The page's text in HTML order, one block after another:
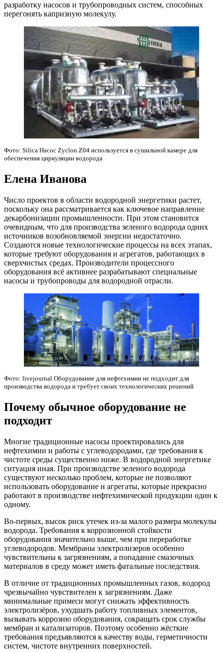
разработку насосов и трубопроводных систем, способных
перегонять капризную молекулу.
Фото: Silica Насос Zyclon Z04 используется в сушильной камере для
обеспечения циркуляции водорода
Елена Иванова
Число проектов в области водородной энергетики растет,
поскольку она рассматривается как ключевое направление
декарбонизации промышленности. При этом становится
очевидным, что для производства зеленого водорода одних
источников возобновляемой энергии недостаточно.
Создаются новые технологические процессы на всех этапах,
которые требуют оборудования и агрегатов, работающих в
сверхчистых средах. Производители процессного
оборудования всё активнее разрабатывают специальные
насосы и трубопроводы для водородной отрасли.
Фото: livejournal Оборудование для нефтехимии не подходит для
производства водорода и требует своих технологических решений
Почему обычное оборудование не
подходит
Многие традиционные насосы проектировались для
нефтехимии и работы с углеводородами, где требования к
чистоте среды существенно ниже. В водородной энергетике
ситуация иная. При производстве зеленого водорода
существуют несколько проблем, которые не позволяют
использовать оборудование и агрегаты, которые прекрасно
работают в производстве нефтехимической продукции один к
одному.
Во-первых, высок риск утечек из-за малого размера молекулы
водорода. Требования к коррозионной стойкости
оборудования значительно выше, чем при переработке
углеводородов. Мембраны электролизеров особенно
чувствительны к загрязнениям, а попадание смазочных
материалов в среду может иметь фатальные последствия.
В отличие от традиционных промышленных газов, водород
чрезвычайно чувствителен к загрязнениям. Даже
минимальные примеси могут снижать эффективность
электролизёров, ухудшать работу топливных элементов,
вызывать коррозию оборудования, сокращать срок службы
мембран и катализаторов. Поэтому особенно жёсткие
требования предъявляются к качеству воды, герметичности
систем, чистоте внутренних поверхностей.